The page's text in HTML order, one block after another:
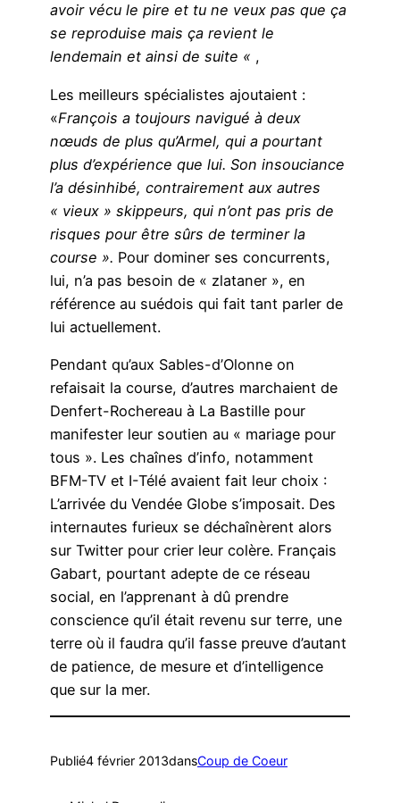
avoir vécu le pire et tu ne veux pas que ça
se reproduise mais ça revient le
lendemain et ainsi de suite « ,
Les meilleurs spécialistes ajoutaient :
«François a toujours navigué à deux
nœuds de plus qu’Armel, qui a pourtant
plus d’expérience que lui. Son insouciance
l’a désinhibé, contrairement aux autres
« vieux » skippeurs, qui n’ont pas pris de
risques pour être sûrs de terminer la
course ». Pour dominer ses concurrents,
lui, n’a pas besoin de « zlataner », en
référence au suédois qui fait tant parler de
lui actuellement.
Pendant qu’aux Sables-d’Olonne on
refaisait la course, d’autres marchaient de
Denfert-Rochereau à La Bastille pour
manifester leur soutien au « mariage pour
tous ». Les chaînes d’info, notamment
BFM-TV et I-Télé avaient fait leur choix :
L’arrivée du Vendée Globe s’imposait. Des
internautes furieux se déchaînèrent alors
sur Twitter pour crier leur colère. Français
Gabart, pourtant adepte de ce réseau
social, en l’apprenant à dû prendre
conscience qu’il était revenu sur terre, une
terre où il faudra qu’il fasse preuve d’autant
de patience, de mesure et d’intelligence
que sur la mer.
Publié4 février 2013dansCoup de Coeur